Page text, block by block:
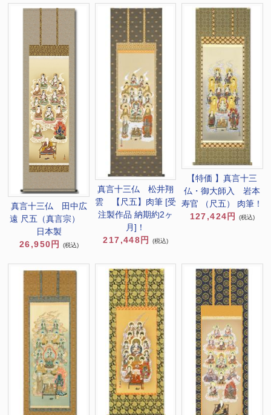
真言十三仏 田中広
遠 尺五（真言宗）
日本製
26,950円
(税込)
真言十三仏 松井翔
雲 【尺五】肉筆 [受
注製作品 納期約2ヶ
月]！
217,448円
(税込)
【特価 】真言十三
仏・御大師入 岩本
寿官 （尺五） 肉筆！
127,424円
(税込)